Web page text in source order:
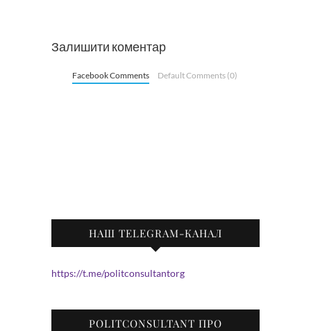
Залишити коментар
Facebook Comments Default Comments (0)
НАШ TELEGRAM-КАНАЛ
https://t.me/politconsultantorg
POLITCONSULTANT ПРО